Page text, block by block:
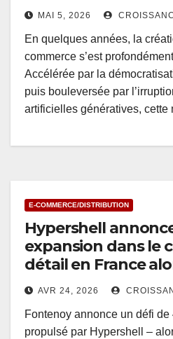
MAI 5, 2026
En quelques années, la
commerce s’est
Accélérée par la
puis bouleversée par
artificielles génératives,
E-COMMERCE/DISTRIBUTION
Hypershell
expansion dans le
détail en France
AVR 24, 2026
Fontenoy annonce un défi
propulsé par Hypershell –